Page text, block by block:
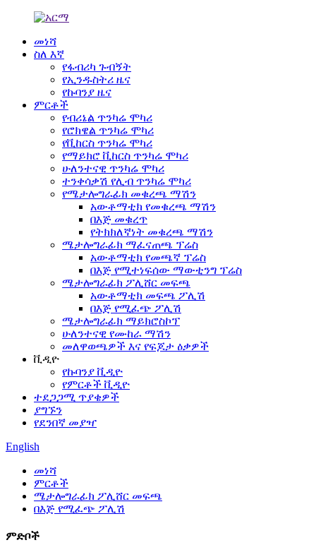
መነሻ
ስለ እኛ
የፋብሪካ ጉብኝት
የኢንዱስትሪ ዜና
የኩባንያ ዜና
ምርቶች
የብሪኔል ጥንካሬ ሞካሪ
የሮክዌል ጥንካሬ ሞካሪ
የቪከርስ ጥንካሬ ሞካሪ
የማይክሮ ቪከርስ ጥንካሬ ሞካሪ
ሁለንተናዊ ጥንካሬ ሞካሪ
ተንቀሳቃሽ የሊብ ጥንካሬ ሞካሪ
የሜታሎግራፊክ መቁረጫ ማሽን
አውቶማቲክ የመቁረጫ ማሽን
በእጅ መቁረጥ
የትክክለኛነት መቁረጫ ማሽን
ሜታሎግራፊክ ማፈናጠጫ ፕሬስ
አውቶማቲክ የመጫኛ ፕሬስ
በእጅ የሚተነፍሰው ማውቲንግ ፕሬስ
ሜታሎግራፊክ ፖሊሸር መፍጫ
አውቶማቲክ መፍጫ ፖሊሽ
በእጅ የሚፈጭ ፖሊሽ
ሜታሎግራፊክ ማይክሮስኮፕ
ሁለንተናዊ የሙከራ ማሽን
መለዋወጫዎች እና የፍጆታ ዕቃዎች
ቪዲዮ
የኩባንያ ቪዲዮ
የምርቶች ቪዲዮ
ተደጋጋሚ ጥያቄዎች
ያግኙን
የደንበኛ መያዣ
English
መነሻ
ምርቶች
ሜታሎግራፊክ ፖሊሸር መፍጫ
በእጅ የሚፈጭ ፖሊሽ
ምድቦች